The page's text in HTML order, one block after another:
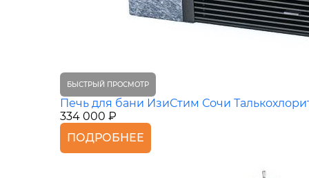
БЫСТРЫЙ ПРОСМОТР
Печь для бани ИзиСтим Сочи
334 000 ₽
ПОДРОБНЕЕ